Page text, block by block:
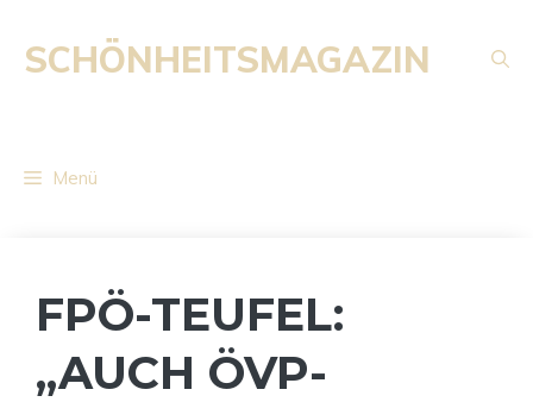
Inhalt
springen
SCHÖNHEITSMAGAZIN
Menü
FPÖ-TEUFEL:
„AUCH ÖVP-